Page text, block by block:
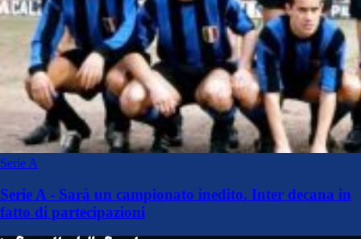
Serie A
Serie A - Sarà un campionato inedito. Inter decana in
fatto di partecipazioni